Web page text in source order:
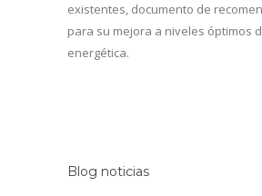
existentes, documento de
para su mejora a niveles óptimos
energética.
Blog noticias